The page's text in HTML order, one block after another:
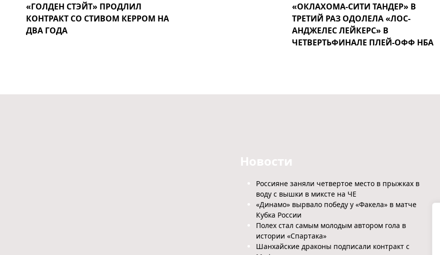
«ГОЛДЕН СТЭЙТ» ПРОДЛИЛ
КОНТРАКТ СО СТИВОМ КЕРРОМ НА
ДВА ГОДА
«ОКЛАХОМА-СИТИ ТАНДЕР» В
ТРЕТИЙ РАЗ ОДОЛЕЛА «ЛОС-
АНДЖЕЛЕС ЛЕЙКЕРС» В
ЧЕТВЕРТЬФИНАЛЕ ПЛЕЙ-ОФФ НБА
Новости
Россияне заняли четвертое место в прыжках в
воду с вышки в миксте на ЧЕ
«Динамо» вырвало победу у «Факела» в матче
Кубка России
Полех стал самым молодым автором гола в
истории «Спартака»
Шанхайские драконы подписали контракт с